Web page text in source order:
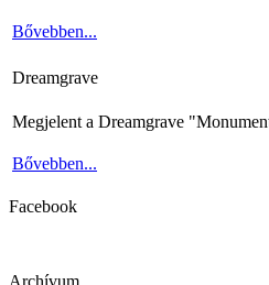
Bővebben...
Dreamgrave
Megjelent a Dreamgrave
Bővebben...
Facebook
Archívum